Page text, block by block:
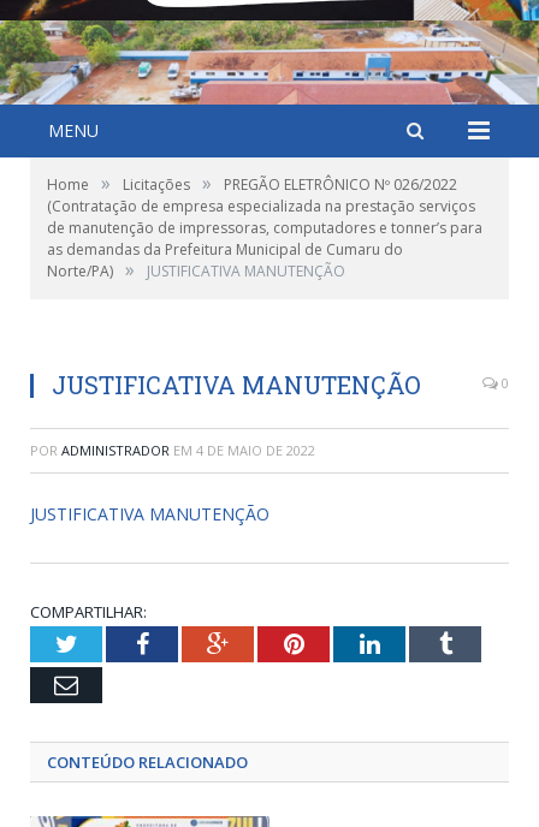
MENU
Home » Licitações »
PREGÃO ELETRÔNICO Nº 026/2022
(Contratação de empresa especializada na prestação serviços
de manutenção de impressoras, computadores e tonner’s para
as demandas da Prefeitura Municipal de Cumaru do
Norte/PA) » JUSTIFICATIVA MANUTENÇÃO
JUSTIFICATIVA MANUTENÇÃO 0
POR ADMINISTRADOR EM 4 DE MAIO DE 2022
JUSTIFICATIVA MANUTENÇÃO
COMPARTILHAR:
TwitterFacebookGoogle+PinterestLinkedInTumblr
Email
CONTEÚDO RELACIONADO